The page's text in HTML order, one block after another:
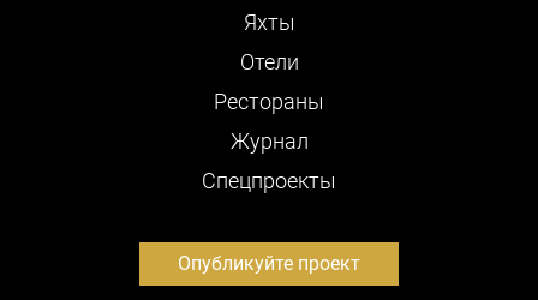
Яхты
Отели
Рестораны
Журнал
Cпецпроекты
Опубликуйте проект